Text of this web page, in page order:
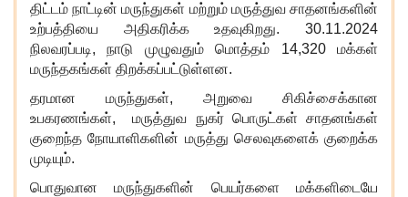
திட்டம் நாட்டின் மருந்துகள் மற்றும் மருத்துவ சாதனங்களின்
உற்பத்தியை அதிகரிக்க உதவுகிறது. 30.11.2024
நிலவரப்படி, நாடு முழுவதும் மொத்தம் 14,320 மக்கள்
மருந்தகங்கள் திறக்கப்பட்டுள்ளன.
தரமான மருந்துகள், அறுவை சிகிச்சைக்கான
உபகரணங்கள், மருத்துவ நுகர் பொருட்கள் சாதனங்கள்
குறைந்த நோயாளிகளின் மருத்து செலவுகளைக் குறைக்க
முடியும்.
பொதுவான மருந்துகளின் பெயர்களை மக்களிடையே